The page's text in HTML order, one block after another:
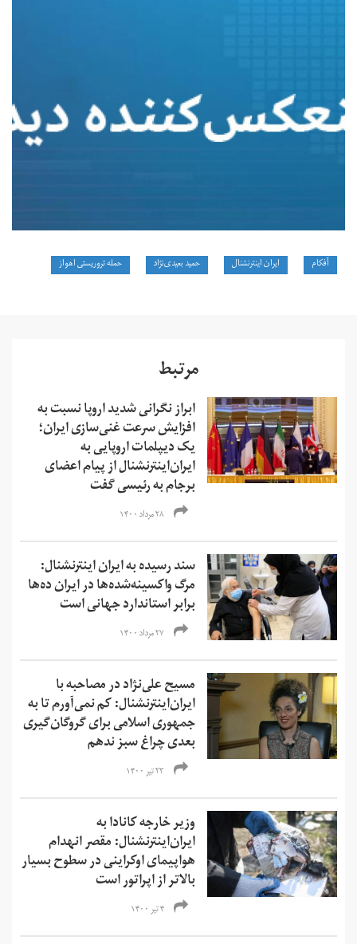
آفکام ایران اینترنشنال حمید بعیدی‌نژاد حمله تروریستی اهواز
مرتبط
ابراز نگرانی شدید اروپا نسبت به
افزایش سرعت غنی‌سازی ایران؛
یک دیپلمات اروپایی به
ایران‌اینترنشنال از پیام اعضای
برجام به رئیسی گفت
۲۸ مرداد ۱۴۰۰
سند رسیده به ایران اینترنشنال:
مرگ واکسینه‌شده‌ها در ایران ده‌ها
برابر استاندارد جهانی است
۲۷ مرداد ۱۴۰۰
مسیح علی‌نژاد در مصاحبه با
ایران‌اینترنشنال: کم نمی‌آورم تا به
جمهوری اسلامی برای گروگان‌گیری
بعدی چراغ سبز ندهم
۲۳ تیر ۱۴۰۰
وزیر خارجه کانادا به
ایران‌اینترنشنال: مقصر انهدام
هواپیمای اوکراینی در سطوح بسیار
بالاتر از اپراتور است
۴ تیر ۱۴۰۰